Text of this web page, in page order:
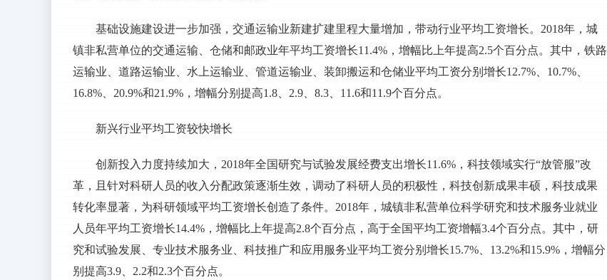
基础设施建设进一步加强，交通运输业新建扩建里程大量增加，带动行业平均工资增长。2018年，城
镇非私营单位的交通运输、仓储和邮政业年平均工资增长11.4%，增幅比上年提高2.5个百分点。其中，铁路
运输业、道路运输业、水上运输业、管道运输业、装卸搬运和仓储业平均工资分别增长12.7%、10.7%、
16.8%、20.9%和21.9%，增幅分别提高1.8、2.9、8.3、11.6和11.9个百分点。
新兴行业平均工资较快增长
创新投入力度持续加大，2018年全国研究与试验发展经费支出增长11.6%，科技领域实行“放管服”改
革，且针对科研人员的收入分配政策逐渐生效，调动了科研人员的积极性，科技创新成果丰硕，科技成果
转化率显著，为科研领域平均工资增长创造了条件。2018年，城镇非私营单位科学研究和技术服务业就业
人员年平均工资增长14.4%，增幅比上年提高2.8个百分点，高于全国平均工资增幅3.4个百分点。其中，研
究和试验发展、专业技术服务业、科技推广和应用服务业平均工资分别增长15.7%、13.2%和15.9%，增幅分
别提高3.9、2.2和2.3个百分点。